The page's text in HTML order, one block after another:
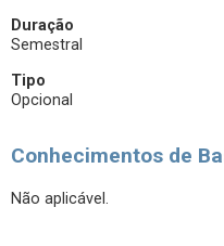
Duração
Semestral
Tipo
Opcional
Conhecimentos de
Não aplicável.